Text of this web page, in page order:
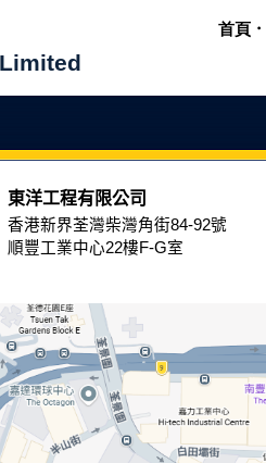
首頁．
東洋工程有限公司
香港新界荃灣柴灣角街84-92號
順豐工業中心22樓F-G室